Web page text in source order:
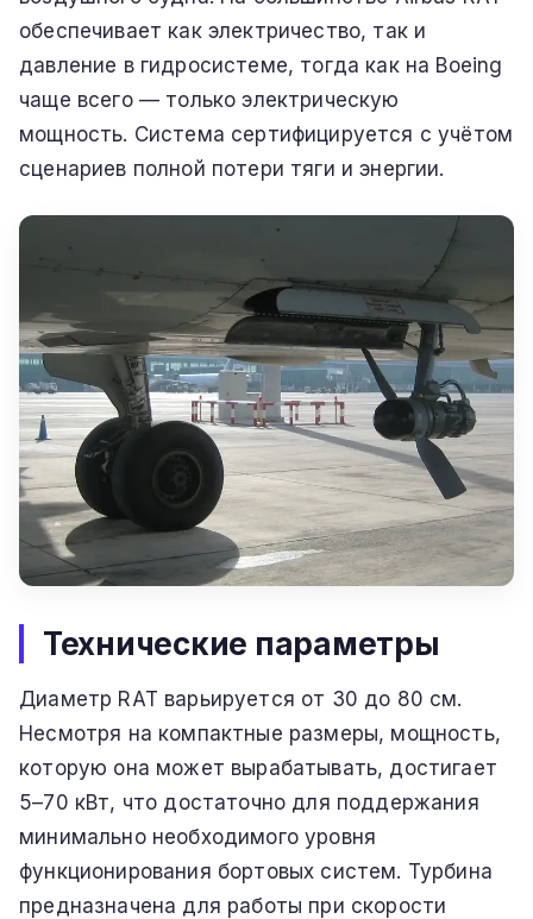
обеспечивает как электричество, так и
давление в гидросистеме, тогда как на Boeing
чаще всего — только электрическую
мощность. Система сертифицируется с учётом
сценариев полной потери тяги и энергии.
Технические параметры
Диаметр RAT варьируется от 30 до 80 см.
Несмотря на компактные размеры, мощность,
которую она может вырабатывать, достигает
5–70 кВт, что достаточно для поддержания
минимально необходимого уровня
функционирования бортовых систем. Турбина
предназначена для работы при скорости